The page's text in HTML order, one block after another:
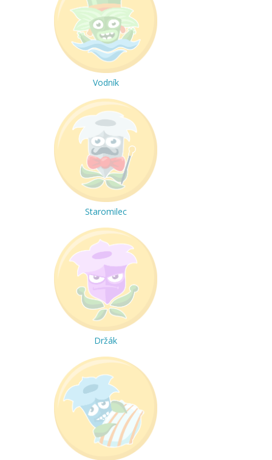
Vodník
Staromilec
Držák